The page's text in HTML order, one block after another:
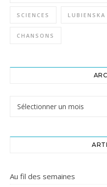
SCIENCES LUBIENSKA
CHANSONS
Au fil des semaines